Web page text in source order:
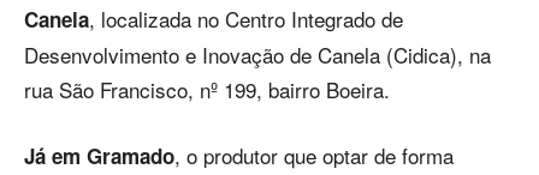
Canela, localizada no Centro Integrado de
Desenvolvimento e Inovação de Canela (Cidica), na
rua São Francisco, nº 199, bairro Boeira.
Já em Gramado, o produtor que optar de forma